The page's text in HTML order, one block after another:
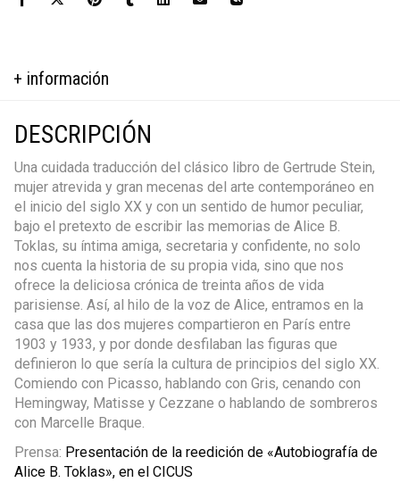
cantidad
+ información
DESCRIPCIÓN
Una cuidada traducción del clásico libro de Gertrude Stein,
mujer atrevida y gran mecenas del arte contemporáneo en
el inicio del siglo XX y con un sentido de humor peculiar,
bajo el pretexto de escribir las memorias de Alice B.
Toklas, su íntima amiga, secretaria y confidente, no solo
nos cuenta la historia de su propia vida, sino que nos
ofrece la deliciosa crónica de treinta años de vida
parisiense. Así, al hilo de la voz de Alice, entramos en la
casa que las dos mujeres compartieron en París entre
1903 y 1933, y por donde desfilaban las figuras que
definieron lo que sería la cultura de principios del siglo XX.
Comiendo con Picasso, hablando con Gris, cenando con
Hemingway, Matisse y Cezzane o hablando de sombreros
con Marcelle Braque.
Prensa: Presentación de la reedición de «Autobiografía de
Alice B. Toklas», en el CICUS